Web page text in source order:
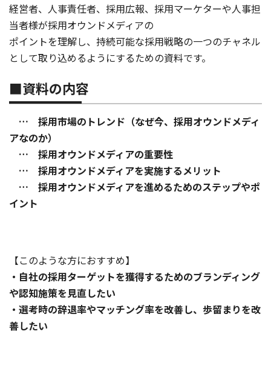
経営者、人事責任者、採用広報、採用マーケターや人事担
当者様が採用オウンドメディアの
ポイントを理解し、持続可能な採用戦略の一つのチャネル
として取り込めるようにするための資料です。
■資料の内容
… 採用市場のトレンド（なぜ今、採用オウンドメディ
アなのか）
… 採用オウンドメディアの重要性
… 採用オウンドメディアを実施するメリット
… 採用オウンドメディアを進めるためのステップやポ
イント
【このような方におすすめ】
・自社の採用ターゲットを獲得するためのブランディング
や認知施策を見直したい
・選考時の辞退率やマッチング率を改善し、歩留まりを改
善したい